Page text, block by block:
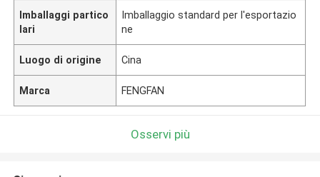
Imballaggi partico
lari
Imballaggio standard per l'esportazio
ne
Luogo di origine Cina
Marca FENGFAN
Osservi più